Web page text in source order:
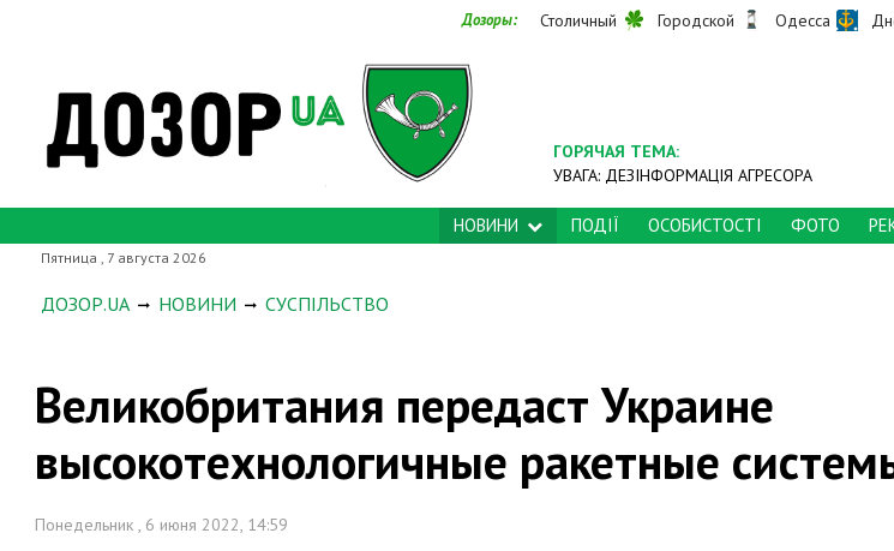
Дозоры: Столичный Городской Одесса
ГОРЯЧАЯ ТЕМА:
УВАГА: ДЕЗІНФОРМАЦІЯ АГРЕСОРА
НОВИНИ ПОДІЇ ОСОБИСТОСТІ ФОТО
Пятница , 7 августа 2026
ДОЗОР.UA НОВИНИ СУСПІЛЬСТВО
Великобритания передаст Украине
высокотехнологичные ракетные
Понедельник , 6 июня 2022, 14:59